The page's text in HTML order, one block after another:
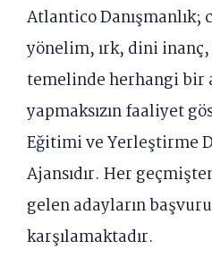
Atlantico Danışmanlık;
yönelim, ırk, dini
temelinde herhangi bir
yapmaksızın faaliyet
Eğitimi ve Yerleştirme
Ajansıdır. Her
gelen adayların
karşılamaktadır.